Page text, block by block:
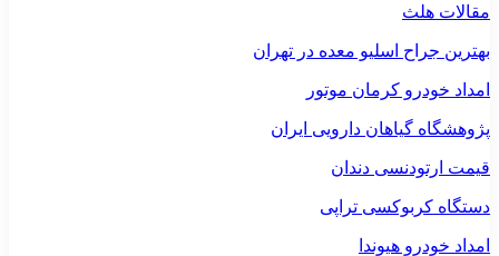
مقالات هلث
بهترین جراح اسلیو معده در تهران
امداد خودرو کرمان موتور
پژوهشگاه گیاهان دارویی ایران
قیمت ارتودنسی دندان
دستگاه کربوکسی تراپی
امداد خودرو هیوندا